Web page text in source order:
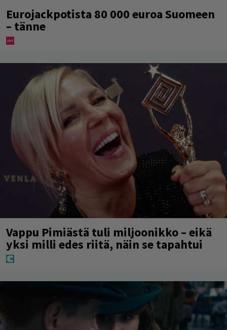
Eurojackpotista 80 000 euroa Suomeen
– tänne
Vappu Pimiästä tuli miljoonikko – eikä
yksi milli edes riitä, näin se tapahtui